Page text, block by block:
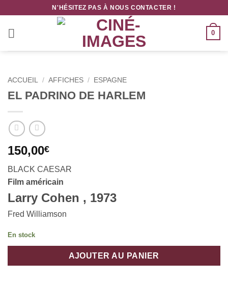
contenu
N'HÉSITEZ PAS À NOUS CONTACTER !
0
ACCUEIL / AFFICHES / ESPAGNE
EL PADRINO DE HARLEM
150,00€
BLACK CAESAR
Film américain
Larry Cohen , 1973
Fred Williamson
En stock
AJOUTER AU PANIER